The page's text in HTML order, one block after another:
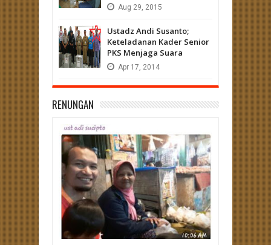
Aug 29, 2015
Ustadz Andi Susanto;
Keteladanan Kader Senior
PKS Menjaga Suara
Apr 17, 2014
RENUNGAN